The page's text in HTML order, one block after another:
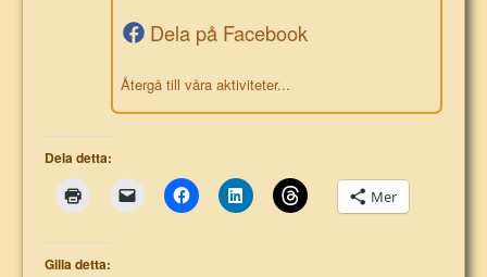
Dela på Facebook
Återgå till våra aktiviteter...
Dela detta:
Mer
Gilla detta: